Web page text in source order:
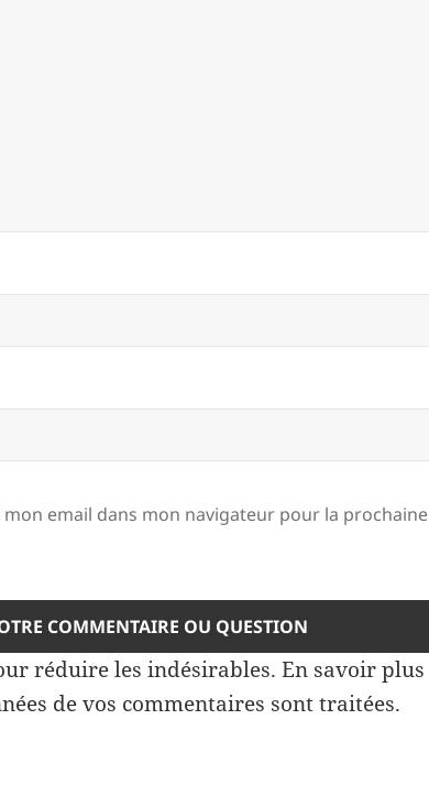
email dans mon navigateur pour la prochaine
réduire les indésirables.En savoir plus
de vos commentaires sont traitées.